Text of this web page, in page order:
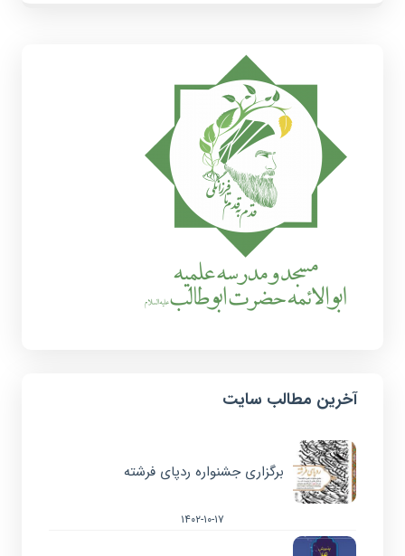
آخرین مطالب سایت
برگزاری جشنواره ردپای فرشته
۱۴۰۲-۱۰-۱۷